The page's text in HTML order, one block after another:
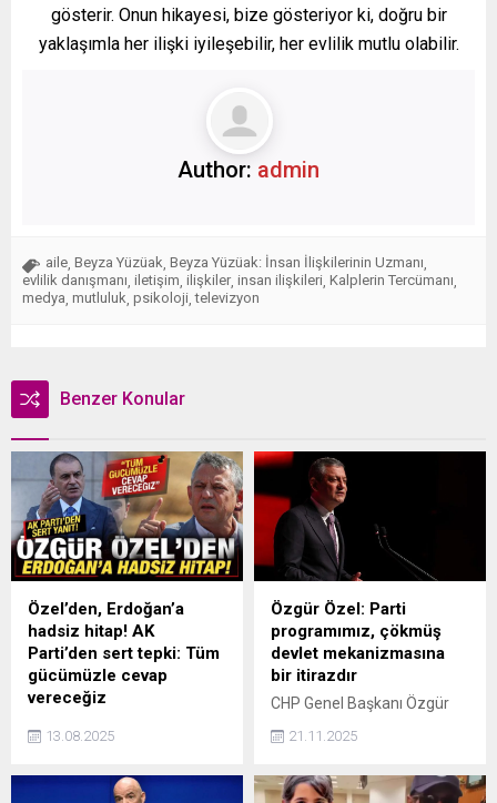
gösterir. Onun hikayesi, bize gösteriyor ki, doğru bir
yaklaşımla her ilişki iyileşebilir, her evlilik mutlu olabilir.
Author: admin
aile Beyza Yüzüak Beyza Yüzüak: İnsan İlişkilerinin Uzmanı
evlilik danışmanı iletişim ilişkiler insan ilişkileri Kalplerin Tercümanı
medya mutluluk psikoloji ,televizyon
Benzer Konular
Özel’den, Erdoğan’a
hadsiz hitap! AK
Parti’den sert tepki: Tüm
gücümüzle cevap
vereceğiz
Sözcüsü Ömer Çelik,
"Lan" diyerek hitap eden
13.08.2025
Özgür Özel: Parti
programımız, çökmüş
devlet mekanizmasına
bir itirazdır
CHP Genel Başkanı Özgür
taslağına ilişkin, Milletimiz;
yoksulu daha yoksul yapan,
21.11.2025